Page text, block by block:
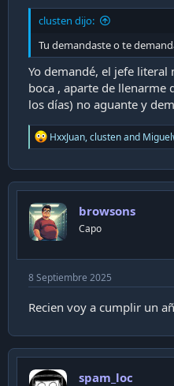
clusten dijo:
Tu demandaste o te
Yo demandé, el jefe literal
boca , aparte de llenarme
los días) no aguante y
R
e
c
t
o
n
s
HxxJuan,clustenand
browsons
Capo
8 Septiembre 2025
Recien voy a cumplir un
spam_loc